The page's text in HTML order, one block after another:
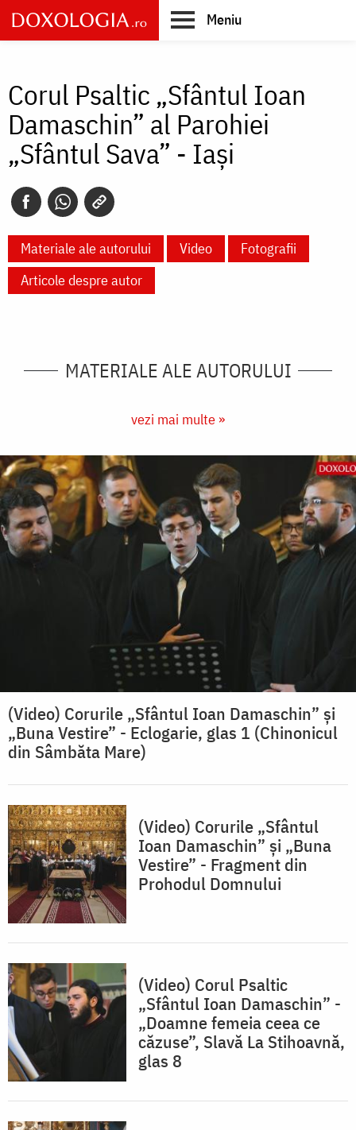
Skip
to
main
Meniu
Corul Psaltic „Sfântul Ioan
Damaschin” al Parohiei
„Sfântul Sava” - Iași
Materiale ale autorului Video
Fotografii
Articole despre autor
MATERIALE ALE AUTORULUI
vezi mai multe »
(Video) Corurile „Sfântul Ioan Damaschin” și
„Buna Vestire” - Eclogarie, glas 1 (Chinonicul
din Sâmbăta Mare)
(Video) Corurile „Sfântul
Ioan Damaschin” și „Buna
Vestire” - Fragment din
Prohodul Domnului
(Video) Corul Psaltic
„Sfântul Ioan Damaschin” -
„Doamne femeia ceea ce
căzuse”, Slavă La Stihoavnă,
glas 8